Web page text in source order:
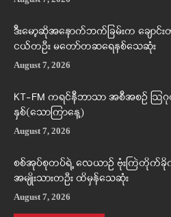
ဒီးမော့ဆိုအနောက်ဘက်ခြမ်းက ချောင်
ငယ်တဦး မတော်တဆရေနစ်သေဆုံး
August 7, 2026
KT-FM ကရင်နီဘာသာ အစီအစဉ် ဩ
နှစ်(သောကြာနေ့)
August 7, 2026
စစ်အုပ်စုတပ်ရဲ့ လေယာဉ် ဗုံးကြဲတိုက်ခိုက်
အမျိုးသားတဦး ထိမှန်သေဆုံး
August 7, 2026